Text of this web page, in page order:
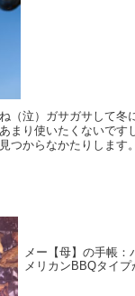
（泣）ガサガサして冬
まり使いたくないです
つからなかたりします
メー【母】の手帳：
メリカンBBQタイプ